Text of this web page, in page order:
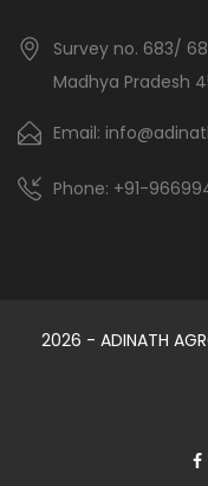
Survey no. 683/
Madhya Pradesh
Email:
Phone: +91-
2026 - ADINATH